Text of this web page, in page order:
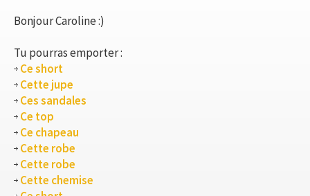
Bonjour Caroline :)
Tu pourras emporter :
Ce short
Cette jupe
Ces sandales
Ce top
Ce chapeau
Cette robe
Cette robe
Cette chemise